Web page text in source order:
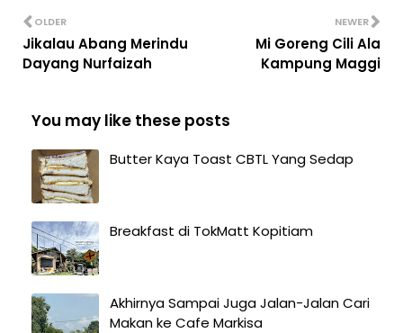
NEWER
Mi Goreng Cili Ala
Kampung Maggi
OLDER
Jikalau Abang Merindu
Dayang Nurfaizah
You may like these posts
Butter Kaya Toast CBTL Yang Sedap
Breakfast di TokMatt Kopitiam
Akhirnya Sampai Juga Jalan-Jalan Cari
Makan ke Cafe Markisa